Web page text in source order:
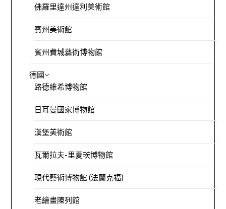
佛羅里達州達利美術館
賓州美術館
賓州費城藝術博物館
德國
路德維希博物館
日耳曼國家博物館
漢堡美術館
瓦爾拉夫-里夏茨博物館
現代藝術博物館 (法蘭克福)
老繪畫陳列館